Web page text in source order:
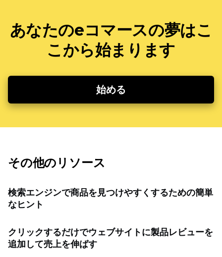
あなたのeコマースの夢はこ
こから始まります
始める
その他のリソース
検索エンジンで商品を見つけやすくするための簡単
なヒント
クリックするだけでウェブサイトに製品レビューを
追加して売上を伸ばす